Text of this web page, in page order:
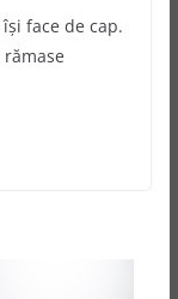
face de cap.